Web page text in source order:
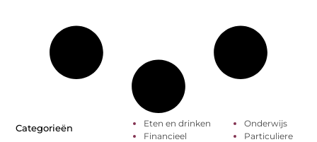
Categorieën
Eten en drinken
Financieel
Onderwijs
Particuliere